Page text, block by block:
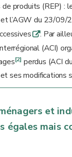
produits (REP) :
et l’AGW du 23/09/
q. Par
(ACI)
[2] perdus (ACI du
et ses modifications
et
égales mais